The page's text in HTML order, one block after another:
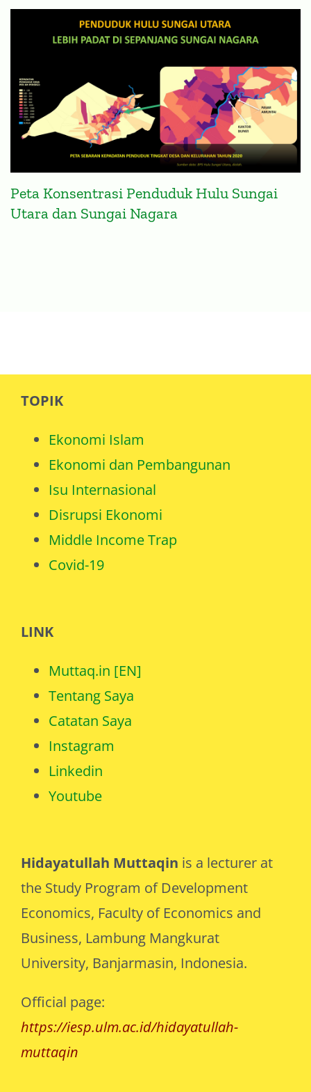
Peta Konsentrasi Penduduk Hulu Sungai
Utara dan Sungai Nagara
Hidayatullah Muttaqin is a lecturer at
the Study Program of Development
Economics, Faculty of Economics and
Business, Lambung Mangkurat
University, Banjarmasin, Indonesia.
Official page:
https://iesp.ulm.ac.id/hidayatullah-
muttaqin
TOPIK
Ekonomi Islam
Ekonomi dan Pembangunan
Isu Internasional
Disrupsi Ekonomi
Middle Income Trap
Covid-19
LINK
Muttaq.in [EN]
Tentang Saya
Catatan Saya
Instagram
Linkedin
Youtube